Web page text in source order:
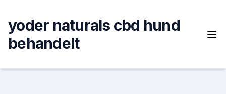
content
yoder naturals cbd hund
behandelt